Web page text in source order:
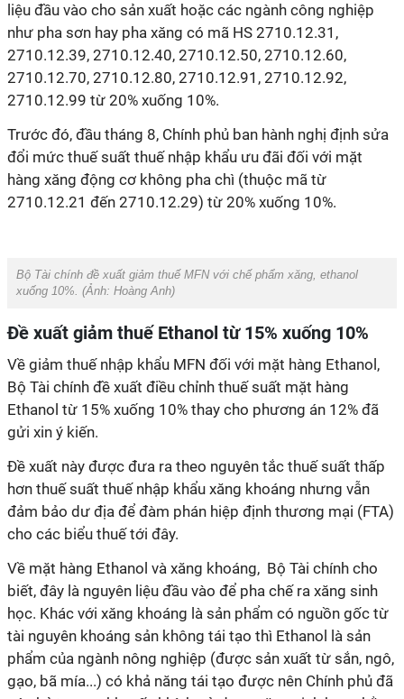
liệu đầu vào cho sản xuất hoặc các ngành công nghiệp
như pha sơn hay pha xăng có mã HS 2710.12.31,
2710.12.39, 2710.12.40, 2710.12.50, 2710.12.60,
2710.12.70, 2710.12.80, 2710.12.91, 2710.12.92,
2710.12.99 từ 20% xuống 10%.
Trước đó, đầu tháng 8, Chính phủ ban hành nghị định sửa
đổi mức thuế suất thuế nhập khẩu ưu đãi đối với mặt
hàng xăng động cơ không pha chì (thuộc mã từ
2710.12.21 đến 2710.12.29) từ 20% xuống 10%.
Bộ Tài chính đề xuất giảm thuế MFN với chế phẩm xăng, ethanol
xuống 10%. (Ảnh: Hoàng Anh)
Đề xuất giảm thuế Ethanol từ 15% xuống 10%
Về giảm thuế nhập khẩu MFN đối với mặt hàng Ethanol,
Bộ Tài chính đề xuất điều chỉnh thuế suất mặt hàng
Ethanol từ 15% xuống 10% thay cho phương án 12% đã
gửi xin ý kiến.
Đề xuất này được đưa ra theo nguyên tắc thuế suất thấp
hơn thuế suất thuế nhập khẩu xăng khoáng nhưng vẫn
đảm bảo dư địa để đàm phán hiệp định thương mại (FTA)
cho các biểu thuế tới đây.
Về mặt hàng Ethanol và xăng khoáng, Bộ Tài chính cho
biết, đây là nguyên liệu đầu vào để pha chế ra xăng sinh
học. Khác với xăng khoáng là sản phẩm có nguồn gốc từ
tài nguyên khoáng sản không tái tạo thì Ethanol là sản
phẩm của ngành nông nghiệp (được sản xuất từ sắn, ngô,
gạo, bã mía...) có khả năng tái tạo được nên Chính phủ đã